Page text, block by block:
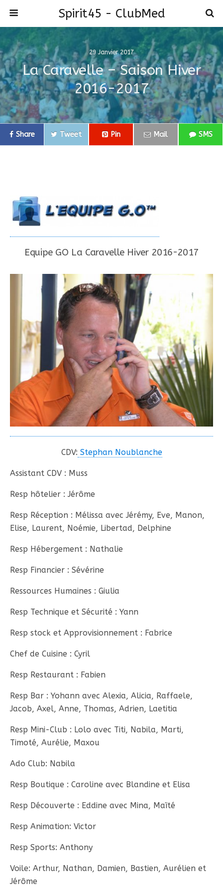
Spirit45 - ClubMed
29 Janvier 2017
La Caravelle – Saison Hiver
2016-2017
Share Tweet Pin Mail SMS
Equipe GO La Caravelle Hiver 2016-2017
CDV: Stephan Noublanche
Assistant CDV : Muss
Resp hôtelier : Jérôme
Resp Réception : Mélissa avec Jérémy, Eve, Manon,
Elise, Laurent, Noémie, Libertad, Delphine
Resp Hébergement : Nathalie
Resp Financier : Sévérine
Ressources Humaines : Giulia
Resp Technique et Sécurité : Yann
Resp stock et Approvisionnement : Fabrice
Chef de Cuisine : Cyril
Resp Restaurant : Fabien
Resp Bar : Yohann avec Alexia, Alicia, Raffaele,
Jacob, Axel, Anne, Thomas, Adrien, Laetitia
Resp Mini-Club : Lolo avec Titi, Nabila, Marti,
Timoté, Aurélie, Maxou
Ado Club: Nabila
Resp Boutique : Caroline avec Blandine et Elisa
Resp Découverte : Eddine avec Mina, Maïté
Resp Animation: Victor
Resp Sports: Anthony
Voile: Arthur, Nathan, Damien, Bastien, Aurélien et
Jérôme